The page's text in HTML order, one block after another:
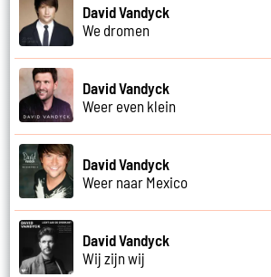
David Vandyck
We dromen
David Vandyck
Weer even klein
David Vandyck
Weer naar Mexico
David Vandyck
Wij zijn wij